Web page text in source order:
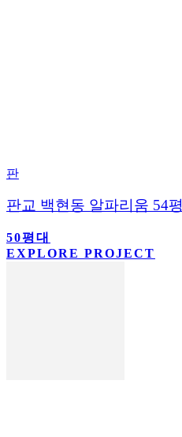
판
판교 백현동 알파리움 54평
50평대
EXPLORE PROJECT